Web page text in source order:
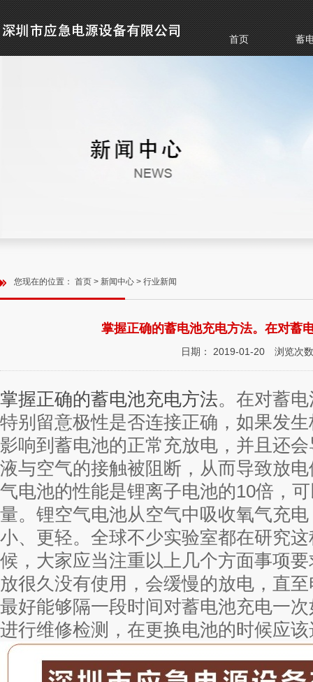
首页 蓄
您现在的位置： 首页 > 新闻中心 > 行业新闻
掌握正确的蓄电池充电方法。在对蓄
日期： 2019-01-20 浏览次
掌握正确的蓄电池充电方法。在对蓄
特别留意极性是否连接正确，如果发
影响到蓄电池的正常充放电，并且还
液与空气的接触被阻断，从而导致放
气电池的性能是锂离子电池的10倍，
量。锂空气电池从空气中吸收氧气充
小、更轻。全球不少实验室都在研究
候，大家应当注重以上几个方面事项
放很久没有使用，会缓慢的放电，直
最好能够隔一段时间对蓄电池充电一
进行维修检测，在更换电池的时候应